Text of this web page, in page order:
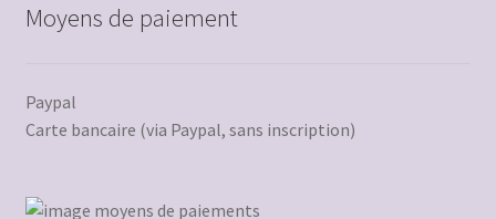
Moyens de paiement
Paypal
Carte bancaire (via Paypal, sans inscription)